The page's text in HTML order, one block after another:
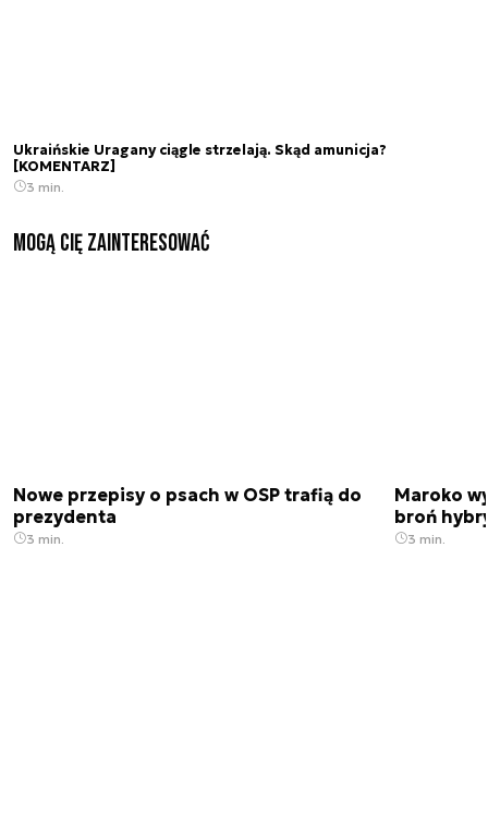
Ukraińskie Uragany ciągle strzelają. Skąd amunicja?
[KOMENTARZ]
3 min.
Mogą Cię zainteresować
Nowe przepisy o psach w OSP trafią do
prezydenta
3 min.
Maroko
broń
3 min.